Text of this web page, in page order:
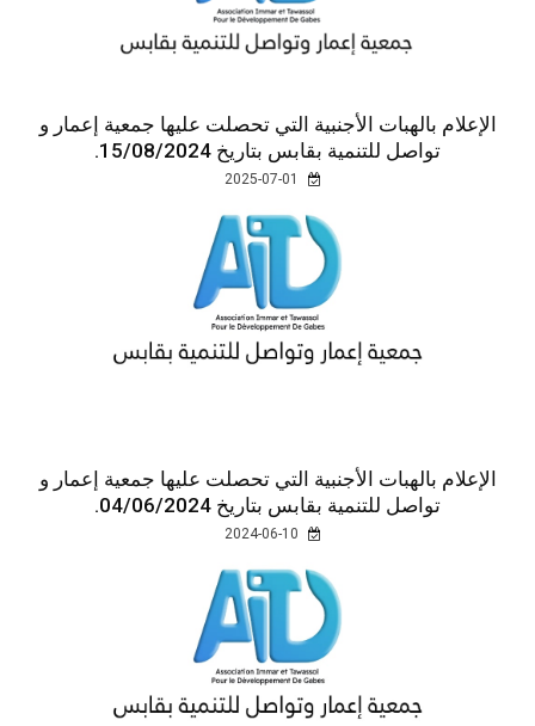
الإعلام بالهبات الأجنبية التي تحصلت عليها جمعية إعمار و
تواصل للتنمية بقابس بتاريخ 15/08/2024.
الإعلام بالهبات الأجنبية التي تحصلت عليها جمعية إعمار و
تواصل للتنمية بقابس بتاريخ 04/06/2024.